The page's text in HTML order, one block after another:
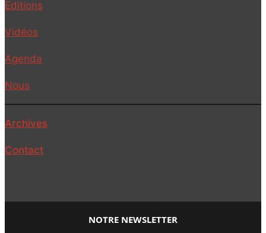
Editions
Vidéos
Agenda
Nous
Archives
Contact
NOTRE NEWSLETTER